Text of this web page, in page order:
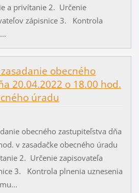
privítanie 2. Určenie
zápisnice 3. Kontrola
zasadanie obecného
20.04.2022 o 18.00 hod.
úradu
obecného zastupiteľstva dňa
v zasadačke obecného úradu
2. Určenie zapisovateľa
3. Kontrola plnenia uznesenia